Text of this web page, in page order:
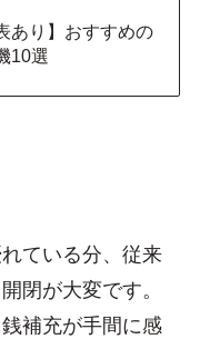
あり】おすすめの
10選
ている分、従来
閉が大変です。
補充が手間に感